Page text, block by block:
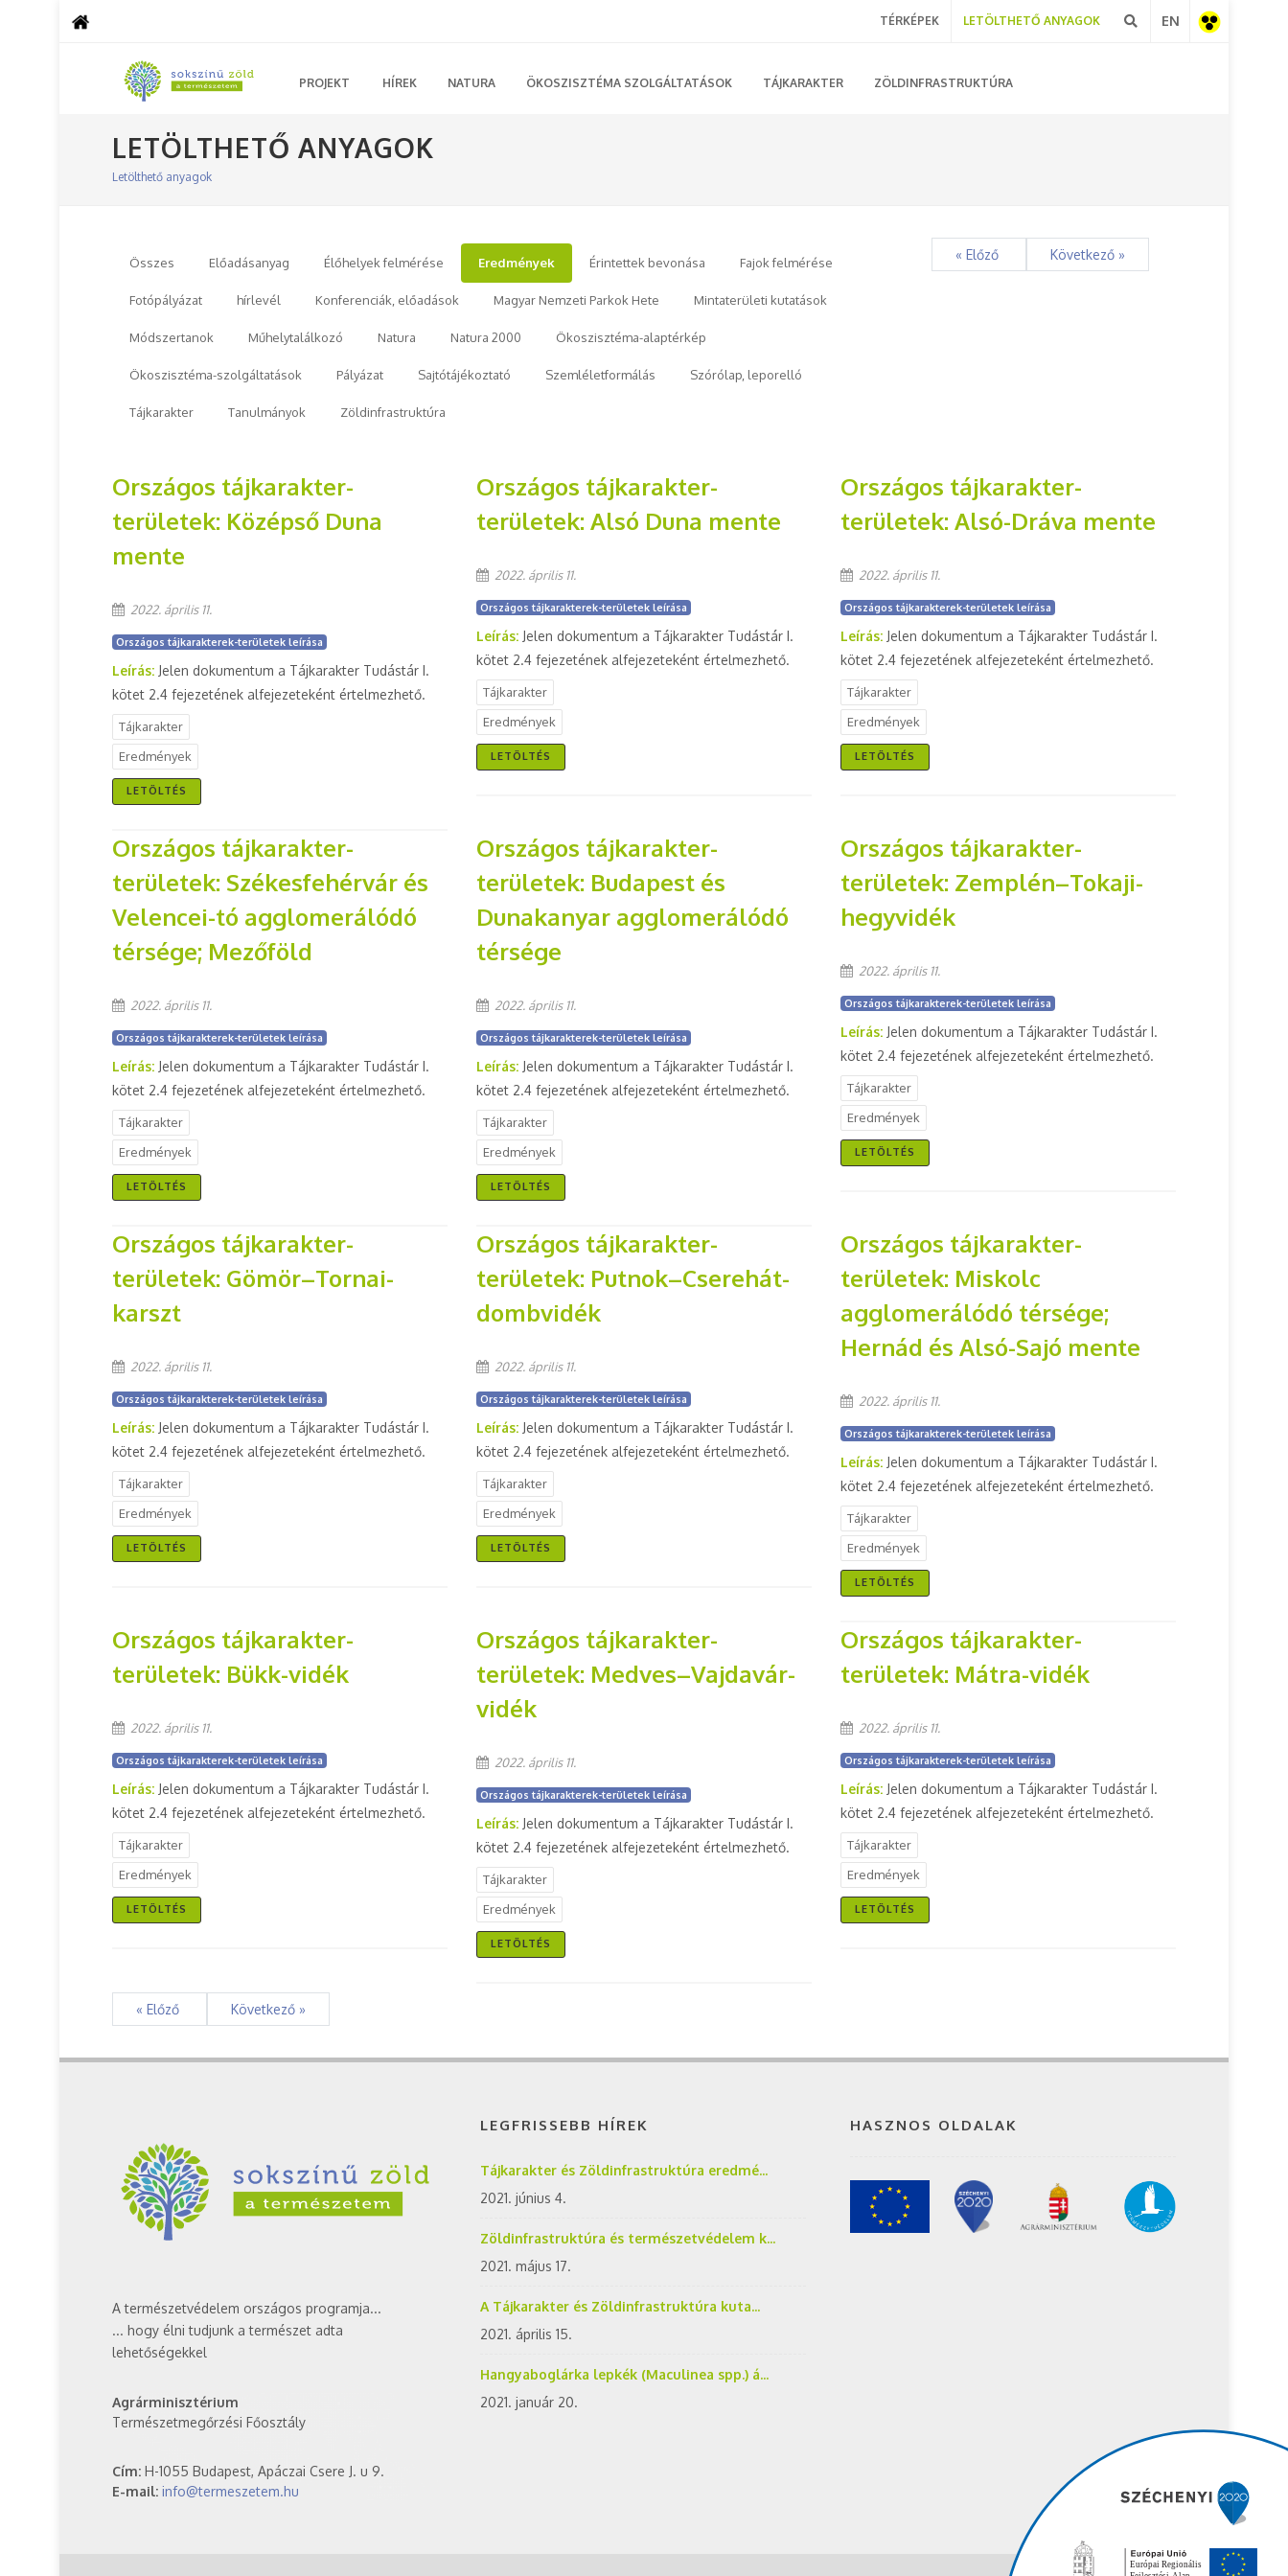
TÉRKÉPEK LETÖLTHETŐ ANYAGOK EN
PROJEKT HÍREK NATURA ÖKOSZISZTÉMA SZOLGÁLTATÁSOK TÁJKARAKTER ZÖLDINFRASTRUKTÚRA
LETÖLTHETŐ ANYAGOK
Letölthető anyagok
Összes Előadásanyag Élőhelyek felmérése Eredmények Érintettek bevonása Fajok felmérése
Fotópályázat hírlevél Konferenciák, előadások Magyar Nemzeti Parkok Hete Mintaterületi kutatások
Módszertanok Műhelytalálkozó Natura Natura 2000 Ökoszisztéma-alaptérkép
Ökoszisztéma-szolgáltatások Pályázat Sajtótájékoztató Szemléletformálás Szórólap, leporelló
Tájkarakter Tanulmányok Zöldinfrastruktúra
« Előző Következő »
Országos tájkarakter-
területek: Középső Duna
mente
2022. április 11.
Országos tájkarakterek-területek leírása
Leírás: Jelen dokumentum a Tájkarakter Tudástár I.
kötet 2.4 fejezetének alfejezeteként értelmezhető.
Tájkarakter
Eredmények
LETÖLTÉS
Országos tájkarakter-
területek: Alsó Duna mente
2022. április 11.
Országos tájkarakterek-területek leírása
Leírás: Jelen dokumentum a Tájkarakter Tudástár I.
kötet 2.4 fejezetének alfejezeteként értelmezhető.
Tájkarakter
Eredmények
LETÖLTÉS
Országos tájkarakter-
területek: Alsó-Dráva mente
2022. április 11.
Országos tájkarakterek-területek leírása
Leírás: Jelen dokumentum a Tájkarakter Tudástár I.
kötet 2.4 fejezetének alfejezeteként értelmezhető.
Tájkarakter
Eredmények
LETÖLTÉS
Országos tájkarakter-
területek: Székesfehérvár és
Velencei-tó agglomerálódó
térsége; Mezőföld
2022. április 11.
Országos tájkarakterek-területek leírása
Leírás: Jelen dokumentum a Tájkarakter Tudástár I.
kötet 2.4 fejezetének alfejezeteként értelmezhető.
Tájkarakter
Eredmények
LETÖLTÉS
Országos tájkarakter-
területek: Budapest és
Dunakanyar agglomerálódó
térsége
2022. április 11.
Országos tájkarakterek-területek leírása
Leírás: Jelen dokumentum a Tájkarakter Tudástár I.
kötet 2.4 fejezetének alfejezeteként értelmezhető.
Tájkarakter
Eredmények
LETÖLTÉS
Országos tájkarakter-
területek: Zemplén–Tokaji-
hegyvidék
2022. április 11.
Országos tájkarakterek-területek leírása
Leírás: Jelen dokumentum a Tájkarakter Tudástár I.
kötet 2.4 fejezetének alfejezeteként értelmezhető.
Tájkarakter
Eredmények
LETÖLTÉS
Országos tájkarakter-
területek: Gömör–Tornai-
karszt
2022. április 11.
Országos tájkarakterek-területek leírása
Leírás: Jelen dokumentum a Tájkarakter Tudástár I.
kötet 2.4 fejezetének alfejezeteként értelmezhető.
Tájkarakter
Eredmények
LETÖLTÉS
Országos tájkarakter-
területek: Putnok–Cserehát-
dombvidék
2022. április 11.
Országos tájkarakterek-területek leírása
Leírás: Jelen dokumentum a Tájkarakter Tudástár I.
kötet 2.4 fejezetének alfejezeteként értelmezhető.
Tájkarakter
Eredmények
LETÖLTÉS
Országos tájkarakter-
területek: Miskolc
agglomerálódó térsége;
Hernád és Alsó-Sajó mente
2022. április 11.
Országos tájkarakterek-területek leírása
Leírás: Jelen dokumentum a Tájkarakter Tudástár I.
kötet 2.4 fejezetének alfejezeteként értelmezhető.
Tájkarakter
Eredmények
LETÖLTÉS
Országos tájkarakter-
területek: Bükk-vidék
2022. április 11.
Országos tájkarakterek-területek leírása
Leírás: Jelen dokumentum a Tájkarakter Tudástár I.
kötet 2.4 fejezetének alfejezeteként értelmezhető.
Tájkarakter
Eredmények
LETÖLTÉS
Országos tájkarakter-
területek: Medves–Vajdavár-
vidék
2022. április 11.
Országos tájkarakterek-területek leírása
Leírás: Jelen dokumentum a Tájkarakter Tudástár I.
kötet 2.4 fejezetének alfejezeteként értelmezhető.
Tájkarakter
Eredmények
LETÖLTÉS
Országos tájkarakter-
területek: Mátra-vidék
2022. április 11.
Országos tájkarakterek-területek leírása
Leírás: Jelen dokumentum a Tájkarakter Tudástár I.
kötet 2.4 fejezetének alfejezeteként értelmezhető.
Tájkarakter
Eredmények
LETÖLTÉS
« Előző Következő »
A természetvédelem országos programja...
... hogy élni tudjunk a természet adta
lehetőségekkel
Agrárminisztérium
Természetmegőrzési Főosztály
Cím: H-1055 Budapest, Apáczai Csere J. u 9.
E-mail: info@termeszetem.hu
LEGFRISSEBB HÍREK
Tájkarakter és Zöldinfrastruktúra eredmé...
2021. június 4.
Zöldinfrastruktúra és természetvédelem k...
2021. május 17.
A Tájkarakter és Zöldinfrastruktúra kuta...
2021. április 15.
Hangyaboglárka lepkék (Maculinea spp.) á...
2021. január 20.
HASZNOS OLDALAK